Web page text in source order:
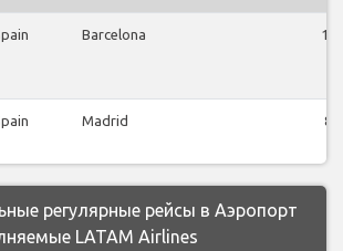
Barcelona 12
Madrid 8
регулярные рейсы в Аэропорт
LATAM Airlines